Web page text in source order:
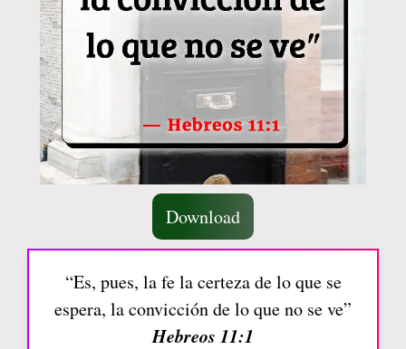
Download
“Es, pues, la fe la certeza de lo que se
espera, la convicción de lo que no se ve”
Hebreos 11:1